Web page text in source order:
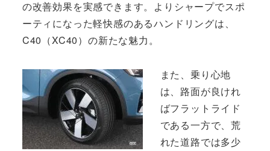
の改善効果を実感できます。よりシャープでスポ
ーティになった軽快感のあるハンドリングは、
C40（XC40）の新たな魅力。
また、乗り心地
は、路面が良けれ
ばフラットライド
である一方で、荒
れた道路では多少